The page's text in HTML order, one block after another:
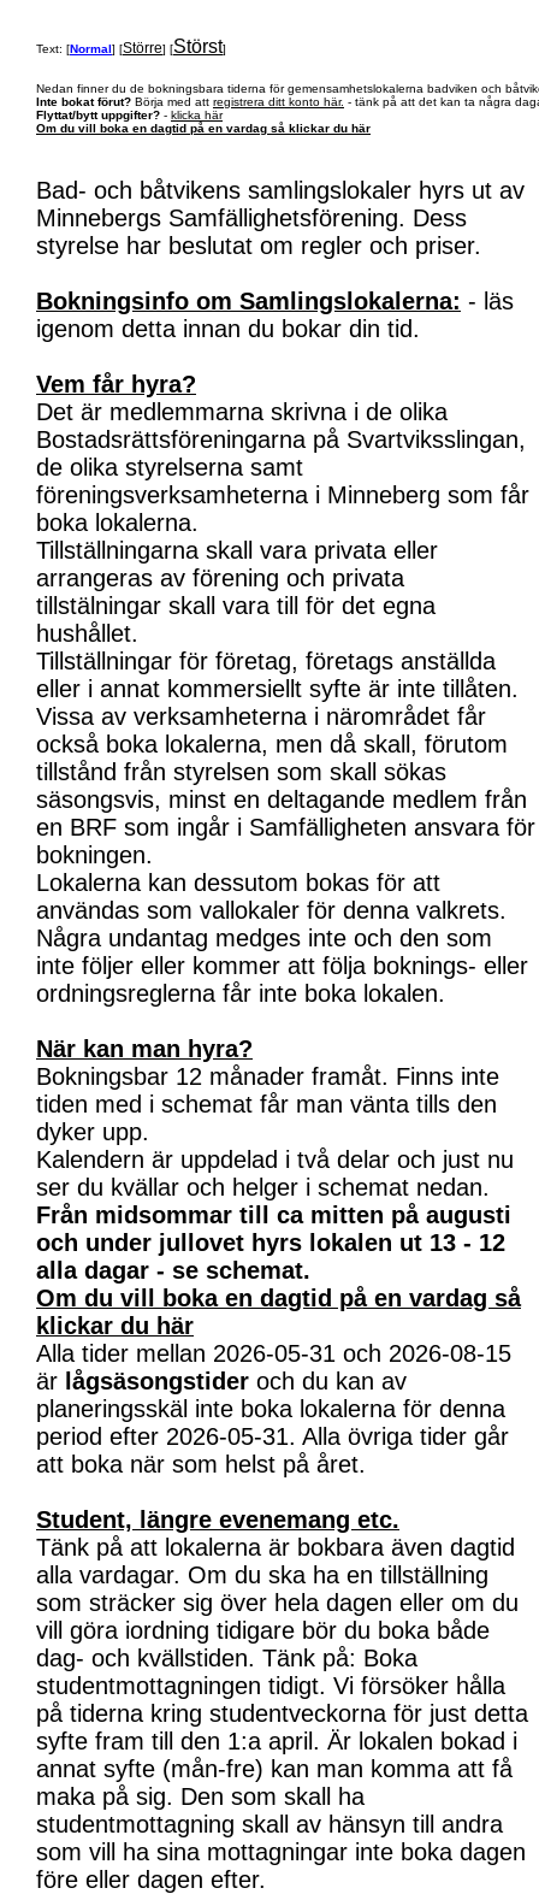
Text: [Normal] [Större] [Störst]
Nedan finner du de bokningsbara tiderna för gemensamhetslokalerna badviken och
Inte bokat förut? Börja med att registrera ditt konto här. - tänk på att det kan ta några
Flyttat/bytt uppgifter? - klicka här
Om du vill boka en dagtid på en vardag så klickar du här
Bad- och båtvikens samlingslokaler hyrs ut av
Minnebergs Samfällighetsförening. Dess
styrelse har beslutat om regler och priser.
Bokningsinfo om Samlingslokalerna: - läs
igenom detta innan du bokar din tid.
Vem får hyra?
Det är medlemmarna skrivna i de olika
Bostadsrättsföreningarna på Svartviksslingan,
de olika styrelserna samt
föreningsverksamheterna i Minneberg som får
boka lokalerna.
Tillställningarna skall vara privata eller
arrangeras av förening och privata
tillstälningar skall vara till för det egna
hushållet.
Tillställningar för företag, företags anställda
eller i annat kommersiellt syfte är inte tillåten.
Vissa av verksamheterna i närområdet får
också boka lokalerna, men då skall, förutom
tillstånd från styrelsen som skall sökas
säsongsvis, minst en deltagande medlem från
en BRF som ingår i Samfälligheten ansvara för
bokningen.
Lokalerna kan dessutom bokas för att
användas som vallokaler för denna valkrets.
Några undantag medges inte och den som
inte följer eller kommer att följa boknings- eller
ordningsreglerna får inte boka lokalen.
När kan man hyra?
Bokningsbar 12 månader framåt. Finns inte
tiden med i schemat får man vänta tills den
dyker upp.
Kalendern är uppdelad i två delar och just nu
ser du kvällar och helger i schemat nedan.
Från midsommar till ca mitten på augusti
och under jullovet hyrs lokalen ut 13 - 12
alla dagar - se schemat.
Om du vill boka en dagtid på en vardag så
klickar du här
Alla tider mellan 2026-05-31 och 2026-08-15
är lågsäsongstider och du kan av
planeringsskäl inte boka lokalerna för denna
period efter 2026-05-31. Alla övriga tider går
att boka när som helst på året.
Student, längre evenemang etc.
Tänk på att lokalerna är bokbara även dagtid
alla vardagar. Om du ska ha en tillställning
som sträcker sig över hela dagen eller om du
vill göra iordning tidigare bör du boka både
dag- och kvällstiden. Tänk på: Boka
studentmottagningen tidigt. Vi försöker hålla
på tiderna kring studentveckorna för just detta
syfte fram till den 1:a april. Är lokalen bokad i
annat syfte (mån-fre) kan man komma att få
maka på sig. Den som skall ha
studentmottagning skall av hänsyn till andra
som vill ha sina mottagningar inte boka dagen
före eller dagen efter.